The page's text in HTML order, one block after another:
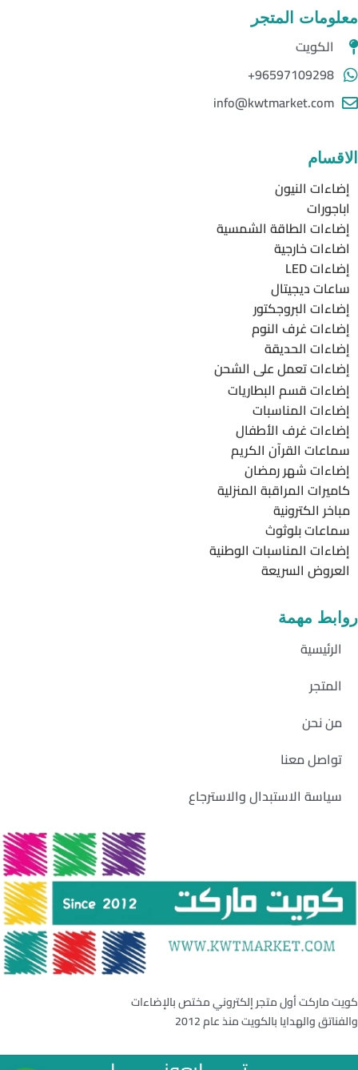
معلومات المتجر
الكويت
96597109298+
info@kwtmarket.com
الاقسام
إضاءات النيون
اباجورات
إضاءات الطاقة الشمسية
اضاءات خارجية
إضاءات LED
ساعات ديجيتال
إضاءات البروجكتور
إضاءات غرف النوم
إضاءات الحديقة
إضاءات تعمل على الشحن
إضاءات قسم البطاريات
إضاءات المناسبات
إضاءات غرف الأطفال
سماعات القرآن الكريم
إضاءات شهر رمضان
كاميرات المراقبة المنزلية
مباخر الكترونية
سماعات بلوثوث
إضاءات المناسبات الوطنية
العروض السريعة
روابط مهمة
الرئيسية
المتجر
من نحن
تواصل معنا
سياسة الاستبدال والاسترجاع
كويت ماركت أول متجر إلكتروني مختص بالإضاءات
والفناتق والهدايا بالكويت منذ عام 2012